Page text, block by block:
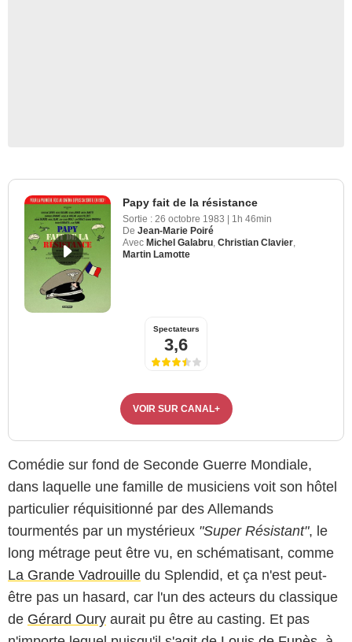
Papy fait de la résistance
Sortie : 26 octobre 1983 | 1h 46min
De Jean-Marie Poiré
Avec Michel Galabru Christian Clavier
Martin Lamotte
Spectateurs
3,6
VOIR SUR CANAL+
Comédie sur fond de Seconde Guerre Mondiale,
dans laquelle une famille de musiciens voit son hôtel
particulier réquisitionné par des Allemands
tourmentés par un mystérieux "Super Résistant", le
long métrage peut être vu, en schématisant, comme
La Grande Vadrouille du Splendid, et ça n'est peut-
être pas un hasard, car l'un des acteurs du classique
de Gérard Oury aurait pu être au casting. Et pas